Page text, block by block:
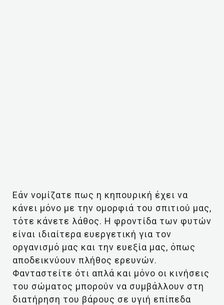
Εάν νομίζατε πως η κηπουρική έχει να
κάνει μόνο με την ομορφιά του σπιτιού μας,
τότε κάνετε λάθος. Η φροντίδα των φυτών
είναι ιδιαίτερα ευεργετική για τον
οργανισμό μας και την ευεξία μας, όπως
αποδεικνύουν πλήθος ερευνών.
Φανταστείτε ότι απλά και μόνο οι κινήσεις
του σώματος μπορούν να συμβάλλουν στη
διατήρηση του βάρους σε υγιή επίπεδα